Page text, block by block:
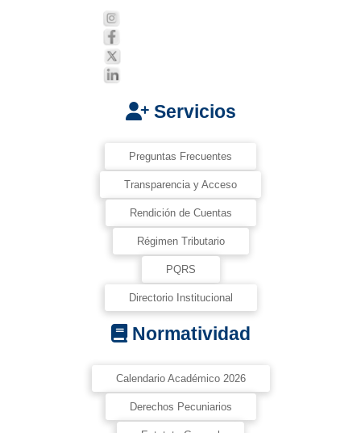
Servicios
Preguntas Frecuentes
Transparencia y Acceso
Rendición de Cuentas
Régimen Tributario
PQRS
Directorio Institucional
Normatividad
Calendario Académico 2026
Derechos Pecuniarios